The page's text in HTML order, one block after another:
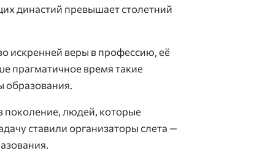
династий превышает столетний
искренней веры в профессию, её
прагматичное время такие
образования.
поколение, людей, которые
ставили организаторы слета —